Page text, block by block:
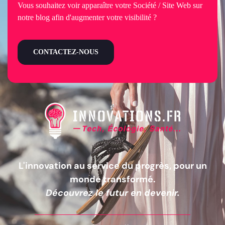
L'innovation au service du progrès, pour un
monde transformé.
Découvrez le futur en devenir.
Vous souhaitez voir apparaître votre Société / Site Web sur
notre blog afin d'augmenter votre visibilité ?
CONTACTEZ-NOUS